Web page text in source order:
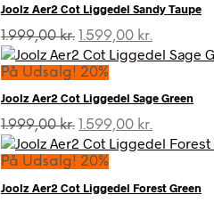
1.999,00 kr..1.599,00
Joolz Aer2 Cot Liggedel Sandy Taupe
1.999,00kr. Den
oprindelige
pris
1.999,00 kr..
1.599,00 kr.
aktuelle
1.599,00
På Udsalg! 20%
Joolz Aer2 Cot Liggedel Sage Green
1.999,00kr. Den
oprindelige
pris
1.999,00 kr..
1.599,00 kr.
aktuelle
1.599,00
På Udsalg! 20%
Joolz Aer2 Cot Liggedel Forest Green